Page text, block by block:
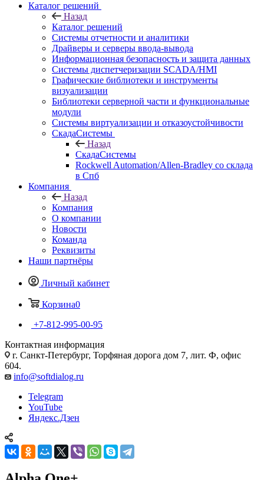
Каталог решений
Назад
Каталог решений
Системы отчетности и аналитики
Драйверы и серверы ввода-вывода
Информационная безопасность и защита данных
Системы диспетчеризации SCADA/HMI
Графические библиотеки и инструменты
визуализации
Библиотеки серверной части и функциональные
модули
Системы виртуализации и отказоустойчивости
СкадаСистемы
Назад
СкадаСистемы
Rockwell Automation/Allen-Bradley со склада
в Спб
Компания
Назад
Компания
О компании
Новости
Команда
Реквизиты
Наши партнёры
Личный кабинет
Корзина0
+7-812-995-00-95
Контактная информация
г. Санкт-Петербург, Торфяная дорога дом 7, лит. Ф, офис
604.
info@softdialog.ru
Telegram
YouTube
Яндекс.Дзен